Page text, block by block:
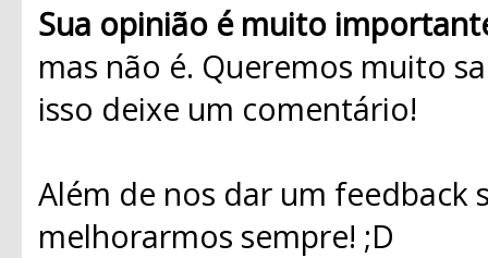
Sua opinião é muito
mas não é. Queremos muito
isso deixe um comentário!
Além de nos dar um
melhorarmos sempre! ;D